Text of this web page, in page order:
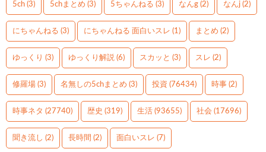
5ch (3) 5chまとめ (3) 5ちゃんねる (3) なんg (2) なんj (2)
にちゃんねる (3) にちゃんねる 面白いスレ (1) まとめ (2)
ゆっくり (3) ゆっくり解説 (6) スカッと (3) スレ (2)
修羅場 (3) 名無しの5chまとめ (3) 投資 (76434) 時事 (2)
時事ネタ (27740) 歴史 (319) 生活 (93655) 社会 (17696)
聞き流し (2) 長時間 (2) 面白いスレ (7)